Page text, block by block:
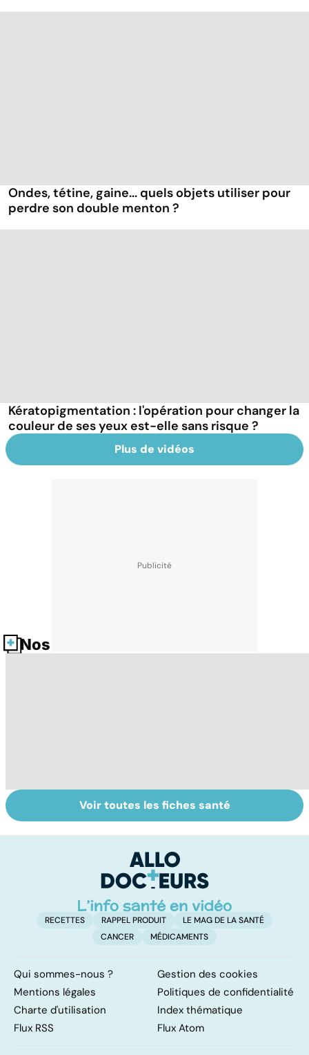
Ondes, tétine, gaine... quels objets utiliser pour
perdre son double menton ?
Kératopigmentation : l'opération pour changer la
couleur de ses yeux est-elle sans risque ?
Plus de vidéos
Nos fiches santé
osseuse : des
La sciatique : un
symptôme
Voir toutes les fiches santé
RECETTES RAPPEL PRODUIT
LE MAG DE LA SANTÉ
CANCER
MÉDICAMENTS
Qui sommes-nous ?
Gestion des cookies
Mentions légales
Politiques de confidentialité
Charte d'utilisation
Index thématique
Flux RSS
Flux Atom